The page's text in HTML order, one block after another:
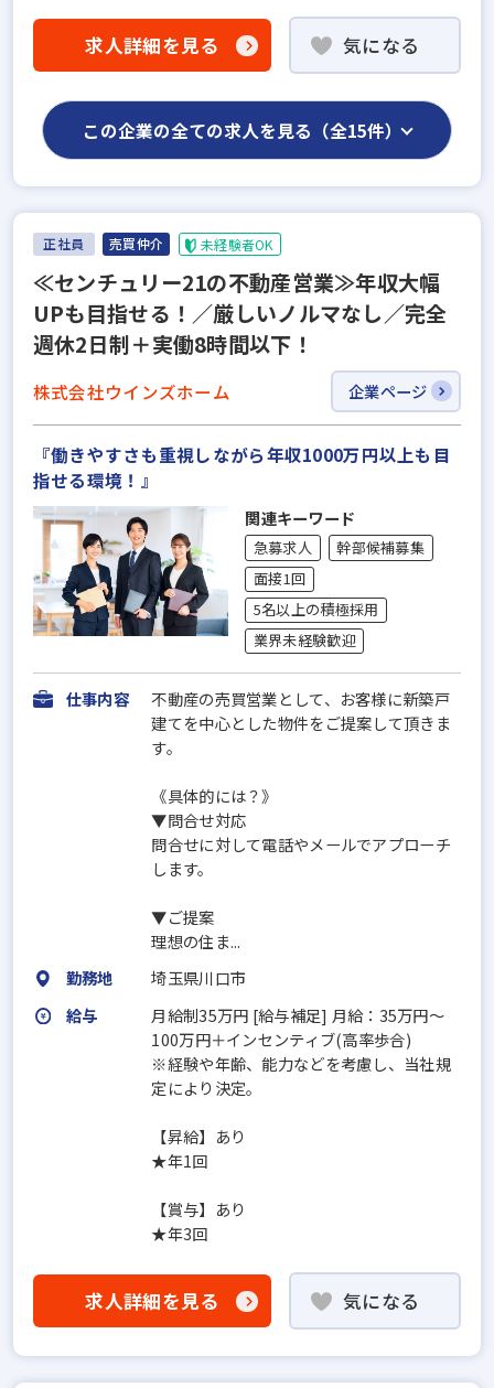
求人詳細を見る 気になる
この企業の全ての求人を見る（全15件）
正社員 売買仲介 未経験者OK
≪センチュリー21の不動産営業≫年収大幅
UPも目指せる！／厳しいノルマなし／完全
週休2日制＋実働8時間以下！
株式会社ウインズホーム 企業ページ
『働きやすさも重視しながら年収1000万円以上も目
指せる環境！』
関連キーワード
急募求人
幹部候補募集
面接1回
5名以上の積極採用
業界未経験歓迎
仕事内容
不動産の売買営業として、お客様に新築戸
建てを中心とした物件をご提案して頂きま
す。
《具体的には？》
▼問合せ対応
問合せに対して電話やメールでアプローチ
します。
▼ご提案
理想の住ま...
勤務地
埼玉県川口市
給与
月給制35万円 [給与補足] 月給：35万円～
100万円＋インセンティブ(高率歩合)
※経験や年齢、能力などを考慮し、当社規
定により決定。
【昇給】あり
★年1回
【賞与】あり
★年3回
求人詳細を見る 気になる